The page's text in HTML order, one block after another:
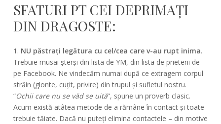
SFATURI PT CEI DEPRIMAȚI
DIN DRAGOSTE:
1. NU păstrați legătura cu cel/cea care v-au rupt inima.
Trebuie musai șterși din lista de YM, din lista de prieteni de
pe Facebook. Ne vindecăm numai după ce extragem corpul
străin (glonte, cuțit, privire) din trupul și sufletul nostru.
“Ochii care nu se văd se uită”, spune un proverb clasic.
Acum există atâtea metode de a rămâne în contact și toate
trebuie tăiate. Dacă nu puteți elimina contactele – din motive